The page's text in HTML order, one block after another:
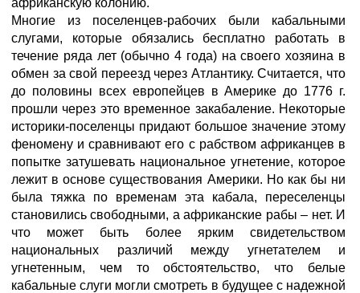
африканскую колонию.
Многие из поселенцев-рабочих были кабальными
слугами, которые обязались бесплатно работать в
течение ряда лет (обычно 4 года) на своего хозяина в
обмен за свой переезд через Атлантику. Считается, что
до половины всех европейцев в Америке до 1776 г.
прошли через это временное закабаление. Некоторые
историки-поселенцы придают большое значение этому
феномену и сравнивают его с рабством африканцев в
попытке затушевать национальное угнетение, которое
лежит в основе существования Америки. Но как бы ни
была тяжка по временам эта кабала, переселенцы
становились свободными, а африканские рабы – нет. И
что может быть более ярким свидетельством
национальных различий между угнетателем и
угнетенным, чем то обстоятельство, что белые
кабальные слуги могли смотреть в будущее с надежной